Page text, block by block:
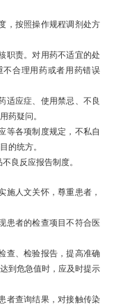
，按照操作规程调剂处方
职责。对用药不适宜的处
不合理用药或者用药错误
适应症、使用禁忌、不良
药疑问。
等各项制度规定，不私自
的统方。
良反应报告制度。
施人文关怀，尊重患者，
患者的检查项目不符合医
查、检验报告，提高准确
到 危急值时，应及时提示
者查询结果，对接触传染